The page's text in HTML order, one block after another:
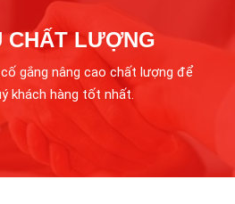
CHẤT LƯỢNG
gắng nâng cao chất lượng để
khách hàng tốt nhất.